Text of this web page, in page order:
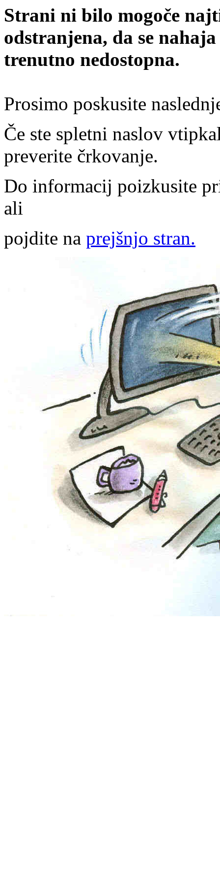
Strani ni bilo mogoče
odstranjena, da se
trenutno nedostopna.
Prosimo poskusite
Če ste spletni naslov
preverite črkovanje.
Do informacij poizkusite
ali
pojdite na prejšnjo stran.